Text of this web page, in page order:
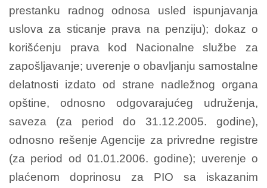
prestanku radnog odnosa usled ispunjavanja
uslova za sticanje prava na penziju); dokaz o
korišćenju prava kod Nacionalne službe za
zapošljavanje; uverenje o obavljanju samostalne
delatnosti izdato od strane nadležnog organa
opštine, odnosno odgovarajućeg udruženja,
saveza (za period do 31.12.2005. godine),
odnosno rešenje Agencije za privredne registre
(za period od 01.01.2006. godine); uverenje o
plaćenom doprinosu za PIO sa iskazanim